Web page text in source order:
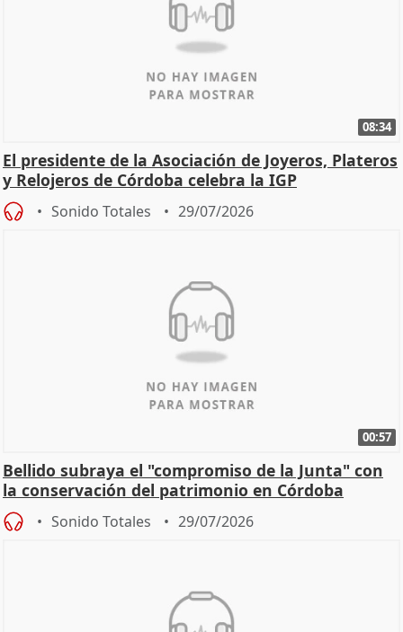
08:34
El presidente de la Asociación de Joyeros, Plateros
y Relojeros de Córdoba celebra la IGP
Sonido Totales 29/07/2026
00:57
Bellido subraya el "compromiso de la Junta" con
la conservación del patrimonio en Córdoba
Sonido Totales 29/07/2026